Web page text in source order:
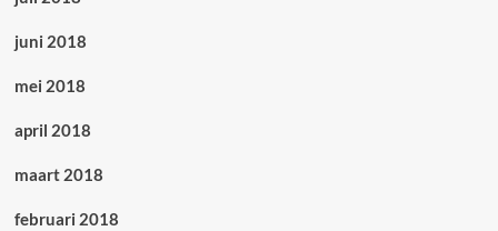
juni 2018
mei 2018
april 2018
maart 2018
februari 2018